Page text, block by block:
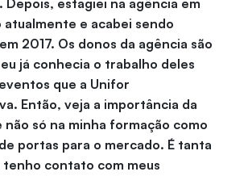
Depois, estagiei na agência em
atualmente e acabei sendo
2017. Os donos da agência são
já conhecia o trabalho deles
que a Unifor
Então, veja a importância da
não só na minha formação como
portas para o mercado. É tanta
tenho contato com meus